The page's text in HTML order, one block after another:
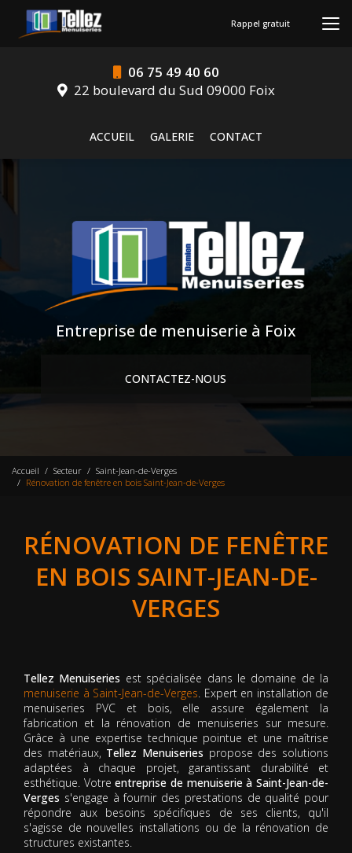
contenu
06 75 49 40 60
22 boulevard du Sud 09000 Foix
ACCUEIL
GALERIE CONTACT
Rappel gratuit
Entreprise de menuiserie à Foix
CONTACTEZ-NOUS
Accueil Secteur
Saint-Jean-de-Verges
Rénovation de fenêtre en bois Saint-Jean-de-Verges
RÉNOVATION DE FENÊTRE
EN BOIS SAINT-JEAN-DE-
VERGES
Tellez Menuiseries est spécialisée dans le domaine de la
menuiserie à Saint-Jean-de-Verges. Expert en installation de
menuiseries PVC et bois, elle assure également la
fabrication et la rénovation de menuiseries sur mesure.
Grâce à une expertise technique pointue et une maîtrise
des matériaux, Tellez Menuiseries propose des solutions
adaptées à chaque projet, garantissant durabilité et
esthétique. Votreentreprise de menuiserie à Saint-Jean-de-
Verges s'engage à fournir des prestations de qualité pour
répondre aux besoins spécifiques de ses clients, qu'il
s'agisse de nouvelles installations ou de la rénovation de
structures existantes.